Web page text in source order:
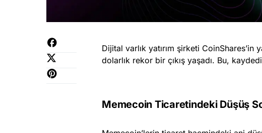
Dijital varlık yatırım şirketi
dolarlık rekor bir çıkış yaşadı. Bu,
Memecoin Ticaretindeki Düşüş